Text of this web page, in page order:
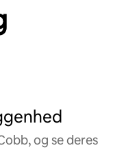
og se deres